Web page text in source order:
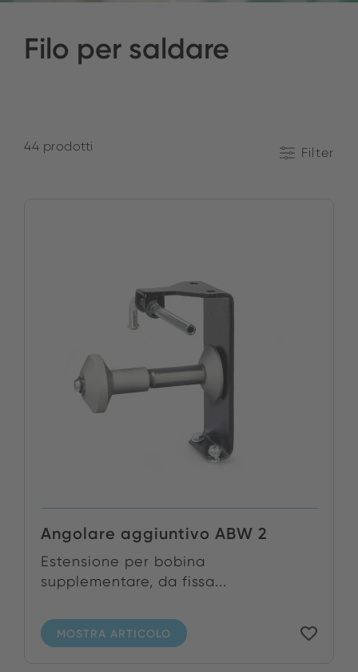
Filo per saldare
44 prodotti Filter
Angolare aggiuntivo ABW 2
Estensione per bobina
supplementare, da fissa...
MOSTRA ARTICOLO